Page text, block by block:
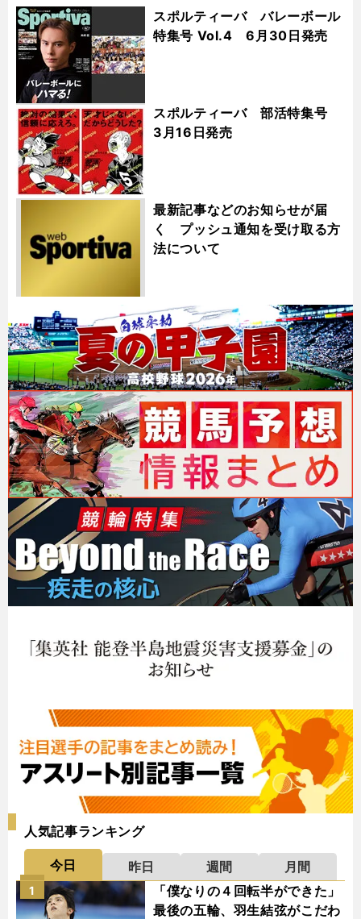
スポルティーバ バレーボール
特集号 Vol.4 6月30日発売
スポルティーバ 部活特集号
3月16日発売
最新記事などのお知らせが届
く プッシュ通知を受け取る方
法について
人気記事ランキング
今日 昨日 週間
月間
「僕なりの４回転半ができた」
最後の五輪、羽生結弦がこだわ
1